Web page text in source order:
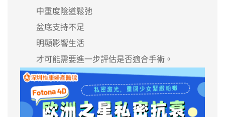
中重度陰道鬆弛
盆底支持不足
明顯影響生活
才可能需要進一步評估是否適合手術。